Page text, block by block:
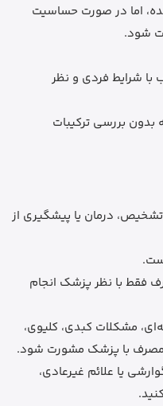
اما در صورت حساسیت
شود.
با شرایط فردی و نظر
بررسی ترکیبات
درمان یا پیشگیری از
فقط با نظر پزشک انجام
مشکلات کبدی، کلیوی،
مصرف با پزشک مشورت شود.
یا علائم غیرعادی،